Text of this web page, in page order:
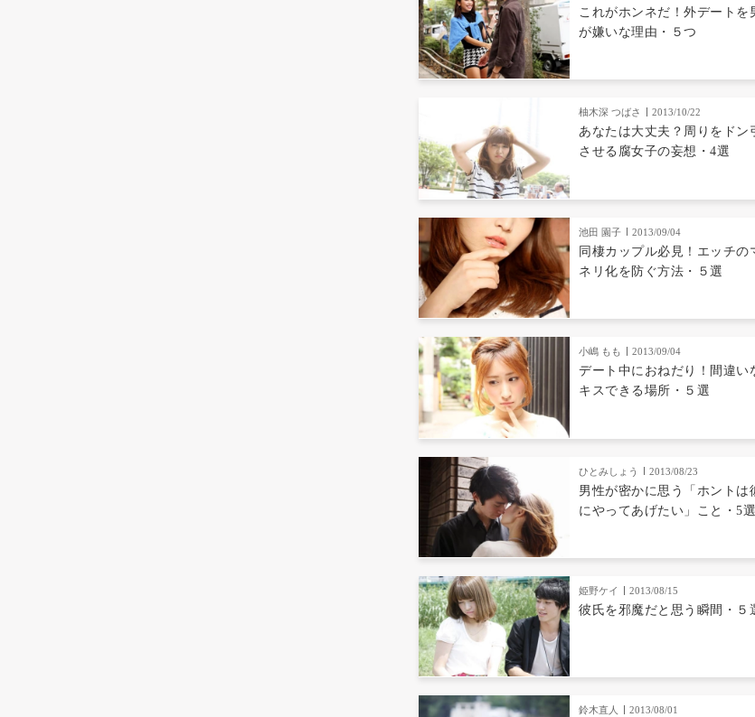
これがホンネだ！外デートを
が嫌いな理由・５つ
柚木深 つばさ 2013/10/22
あなたは大丈夫？周りをドン
させる腐女子の妄想・4選
池田 園子 2013/09/04
同棲カップル必見！エッチの
ネリ化を防ぐ方法・５選
小嶋 もも 2013/09/04
デート中におねだり！間違い
キスできる場所・５選
ひとみしょう 2013/08/23
男性が密かに思う「ホントは
にやってあげたい」こと・5選
姫野ケイ 2013/08/15
彼氏を邪魔だと思う瞬間・５
鈴木直人 2013/08/01